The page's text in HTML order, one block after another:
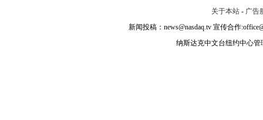
关于本站 - 广告
新闻投稿：news@nasdaq.tv 宣传合作
纳斯达克中文台纽约中心管